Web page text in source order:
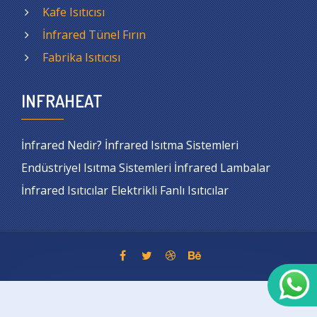
Kafe Isıtıcısı
İnfrared Tünel Fırın
Fabrika Isıtıcısı
INFRAHEAT
İnfrared Nedir? İnfrared Isıtma Sistemleri
Endüstriyel Isıtma Sistemleri İnfrared Lambalar
İnfrared Isıtıcılar Elektrikli Fanlı Isıtıcılar